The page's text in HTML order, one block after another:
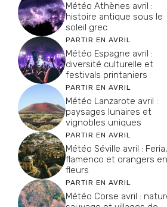
Météo Athènes avril :
histoire antique sous le
soleil grec
PARTIR EN AVRIL
Météo Espagne avril :
diversité culturelle et
festivals printaniers
PARTIR EN AVRIL
Météo Lanzarote avril :
paysages lunaires et
vignobles uniques
PARTIR EN AVRIL
Météo Séville avril : Feria,
flamenco et orangers en
fleurs
PARTIR EN AVRIL
Météo Corse avril :